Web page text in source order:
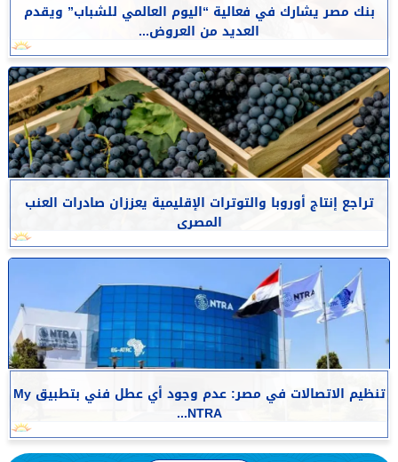
بنك مصر يشارك في فعالية “اليوم العالمي للشباب” ويقدم
العديد من العروض...
تراجع إنتاج أوروبا والتوترات الإقليمية يعززان صادرات العنب
المصرى
تنظيم الاتصالات في مصر: عدم وجود أي عطل فني بتطبيق My
NTRA...